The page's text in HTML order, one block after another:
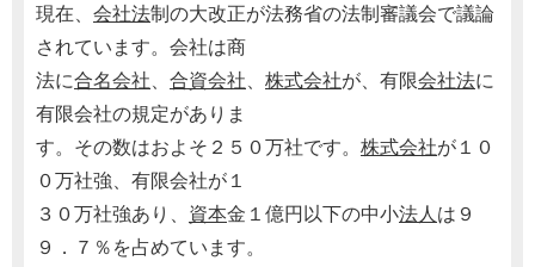
現在、 会社法制の大改正が法務省の法制審議会で議論
されています。会社は商
法に合名会社、 合資会社、 株式会社が、有限会社法に
有限会社の規定がありま
す。その数はおよそ２５０万社です。 株式会社が１０
０万社強、有限会社が１
３０万社強あり、 資本金１億円以下の中小法人は９
９．７％を占めています。